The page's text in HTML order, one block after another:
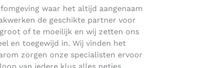
waar het altijd aangenaam
de geschikte partner voor
of te moeilijk en wij zetten ons
en toegewijd in. Wij vinden het
zorgen onze specialisten ervoor